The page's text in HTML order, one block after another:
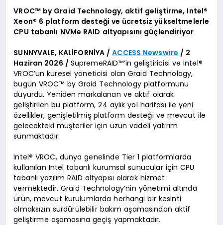
VROC™ by Graid Technology, aktif geliştirme, Intel®
Xeon® 6 platform desteği ve ücretsiz yükseltmelerle
CPU tabanlı NVMe RAID altyapısını güçlendiriyor
SUNNYVALE, KALİFORNİYA /ACCESS Newswire / 2
Haziran 2026 / SupremeRAID™’in geliştiricisi ve Intel®
VROC’un küresel yöneticisi olan Graid Technology,
bugün VROC™ by Graid Technology platformunu
duyurdu. Yeniden markalanan ve aktif olarak
geliştirilen bu platform, 24 aylık yol haritası ile yeni
özellikler, genişletilmiş platform desteği ve mevcut ile
gelecekteki müşteriler için uzun vadeli yatırım
sunmaktadır.
Intel® VROC, dünya genelinde Tier 1 platformlarda
kullanılan Intel tabanlı kurumsal sunucular için CPU
tabanlı yazılım RAID altyapısı olarak hizmet
vermektedir. Graid Technology’nin yönetimi altında
ürün, mevcut kurulumlarda herhangi bir kesinti
olmaksızın sürdürülebilir bakım aşamasından aktif
geliştirme aşamasına geçiş yapmaktadır.